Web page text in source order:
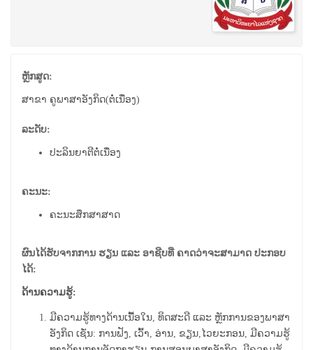
ຫຼັກສູດ:
ສາຂາ ຄູພາ​ສາ​ອັງ​ກິດ(ຕໍ່ເນື່ອງ)
ລະດັບ:
ປະລິນຍາຕີຕໍ່ເນື່ອງ
ຄະນະ:
ຄະນະສຶກສາສາດ
ຜົນໄດ້ຮັບຈາກການ ຮຽນ ແລະ ອາຊີບທີ່ ຄາດວ່າຈະສາມາດ ປະກອບ
ໄດ້:
ດ້ານຄວາມຮູ້:
ມີຄວາມຮູ້ທາງດ້ານເນື້ອໃນ, ທິດສະດີ ແລະ ຫຼັກການຂອງພາສາ
ອັງກິດ ເຊັ່ນ: ການຟັງ, ເວົ້າ, ອ່ານ, ຂຽນ,ໄວຍະກອນ, ມີຄວາມຮູ້